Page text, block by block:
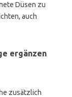
Düsen zu
auch
ergänzen
zusätzlich